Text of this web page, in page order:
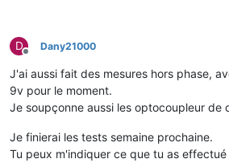
D
Offline
Dany21000
J'ai aussi fait des mesures hors phase,
9v pour le moment.
Je soupçonne aussi les optocoupleur de
Je finierai les tests semaine prochaine.
Tu peux m'indiquer ce que tu as